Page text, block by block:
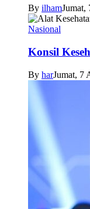
By ilhamJumat,
Nasional
Konsil
By harJumat, 7